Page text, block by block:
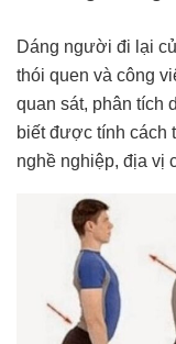
Dáng người đi lại
thói quen và công
quan sát, phân tích
biết được tính cách
nghề nghiệp, địa vị